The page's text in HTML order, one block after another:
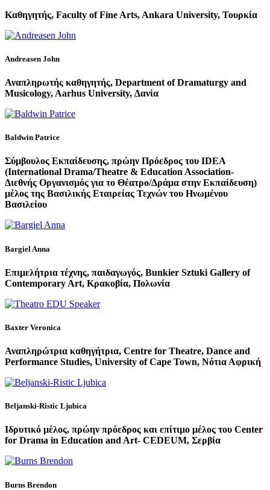
Καθηγητής, Faculty of Fine Arts, Ankara University, Τουρκία
Andreasen John
Αναπληρωτής καθηγητής, Department of Dramaturgy and
Musicology, Aarhus University, Δανία
Baldwin Patrice
Σύμβουλος Εκπαίδευσης, πρώην Πρόεδρος του IDEA
(International Drama/Theatre & Education Association-
Διεθνής Οργανισμός για το Θέατρο/Δράμα στην Εκπαίδευση)
μέλος της Βασιλικής Εταιρείας Τεχνών του Ηνωμένου
Βασιλείου
Bargiel Anna
Επιμελήτρια τέχνης, παιδαγωγός, Bunkier Sztuki Gallery of
Contemporary Art, Κρακοβία, Πολωνία
Baxter Veronica
Αναπληρώτρια καθηγήτρια, Centre for Theatre, Dance and
Performance Studies, University of Cape Town, Νότια Αφρική
Beljanski-Ristic Ljubica
Ιδρυτικό μέλος, πρώην πρόεδρος και επίτιμο μέλος του Center
for Drama in Education and Art- CEDEUM, Σερβία
Burns Brendon